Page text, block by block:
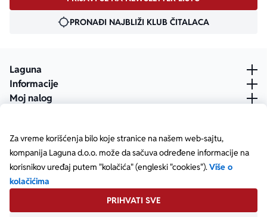
Za vreme korišćenja bilo koje stranice na našem web-sajtu,
kompanija Laguna d.o.o. može da sačuva određene informacije na
korisnikov uređaj putem "kolačića" (engleski "cookies").Više o
kolačićima
PRIHVATI SVE
PRONAĐI NAJBLIŽI KLUB ČITALACA
Laguna
Informacije
Moj nalog